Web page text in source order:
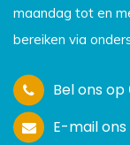
maandag tot en
bereiken via
Bel ons op
E-mail